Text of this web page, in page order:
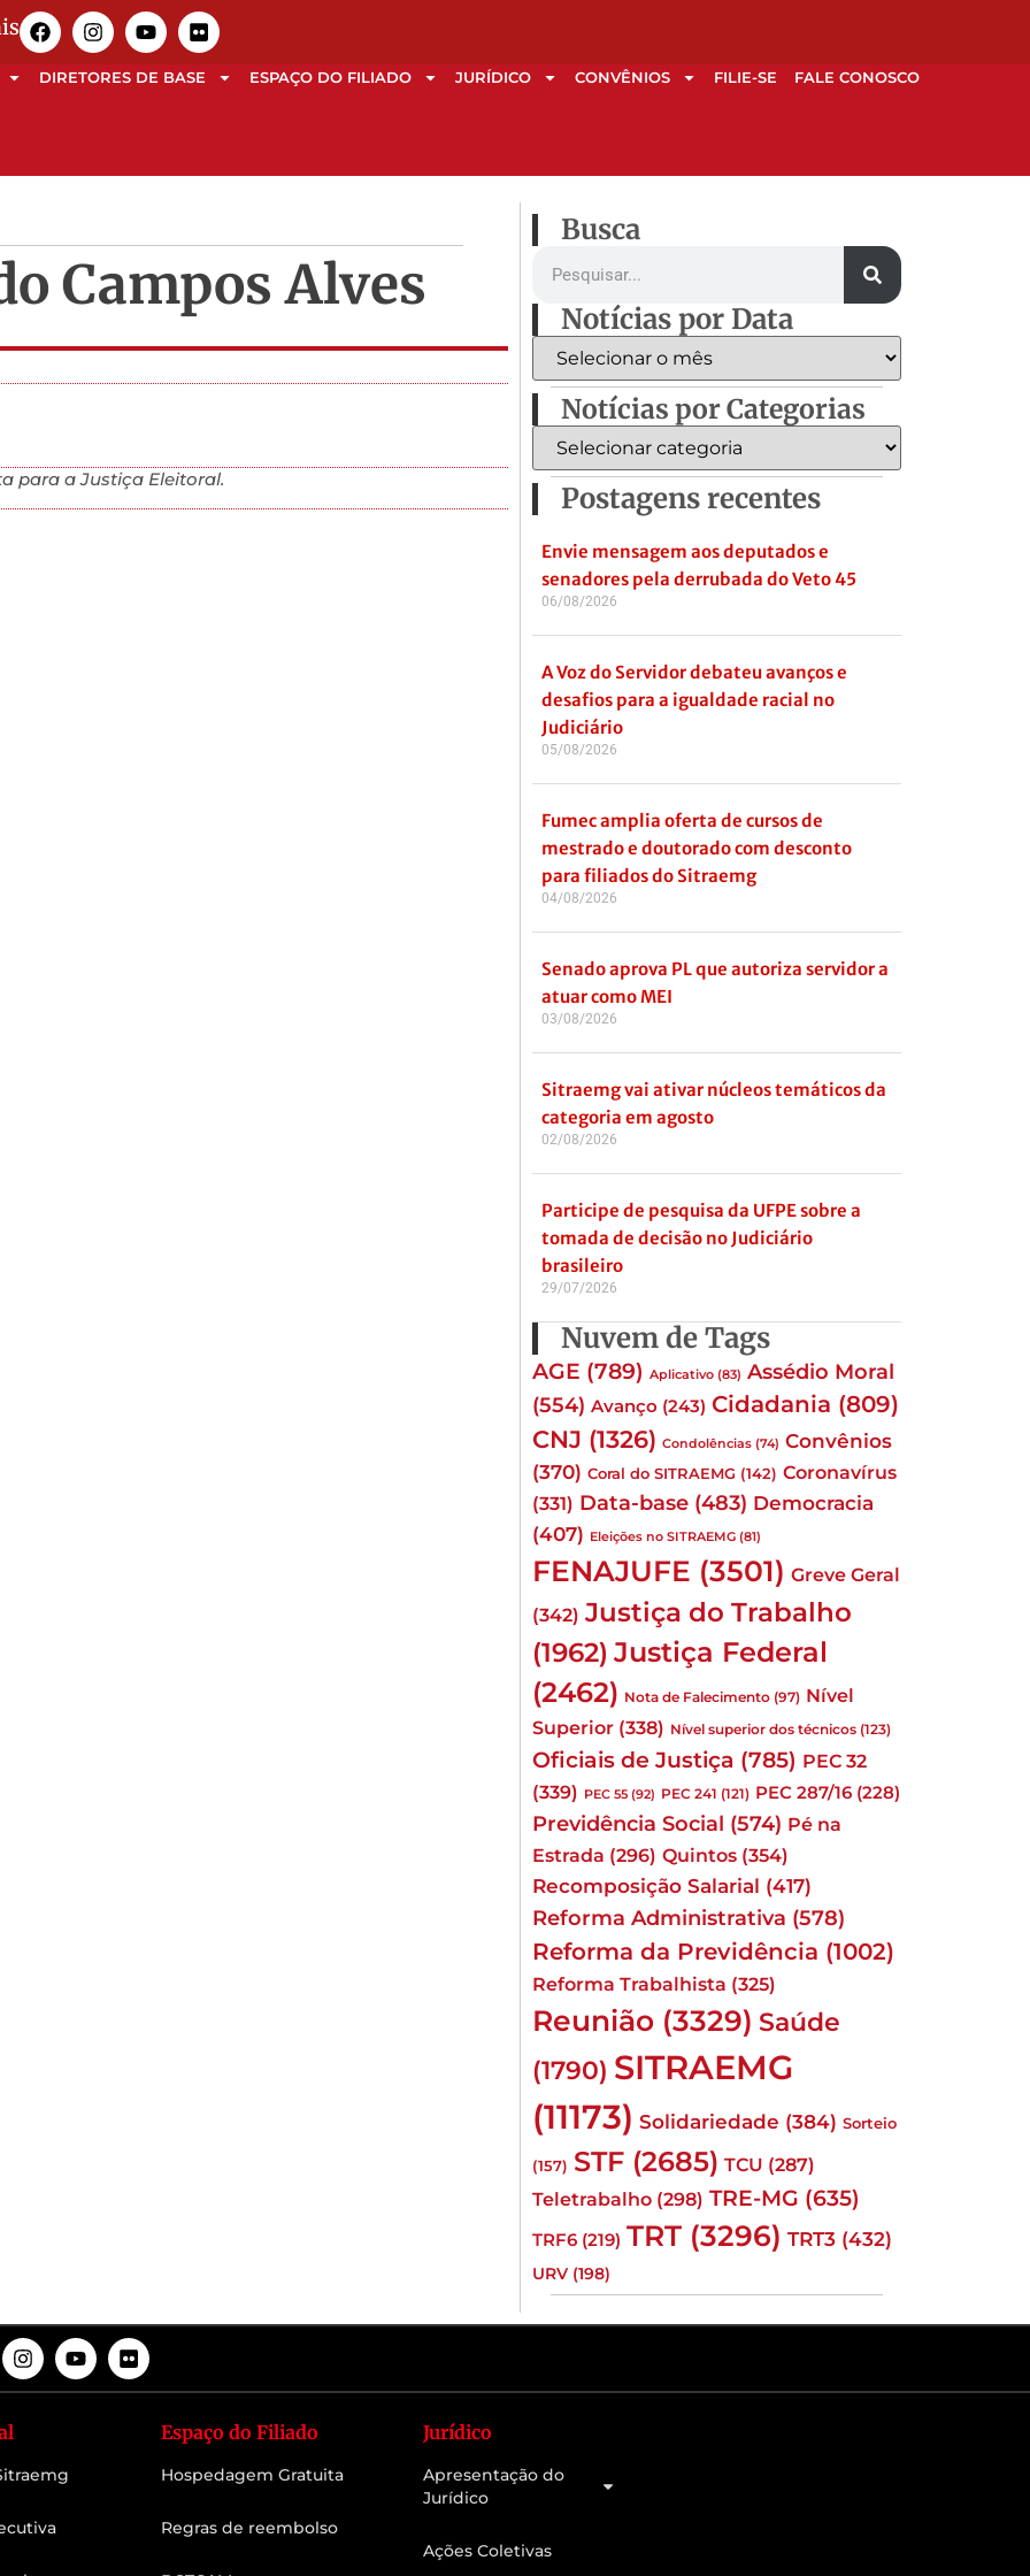
DIRETORES DE BASE ESPAÇO DO FILIADO JURÍDICO CONVÊNIOS FILIE-SE FALE CONOSCO
Campos Alves
para a Justiça Eleitoral.
Busca
Notícias por Data
Notícias por Categorias
Postagens recentes
Envie mensagem aos deputados e
senadores pela derrubada do Veto 45
06/08/2026
A Voz do Servidor debateu avanços e
desafios para a igualdade racial no
Judiciário
05/08/2026
Fumec amplia oferta de cursos de
mestrado e doutorado com desconto
para filiados do Sitraemg
04/08/2026
Senado aprova PL que autoriza servidor a
atuar como MEI
03/08/2026
Sitraemg vai ativar núcleos temáticos da
categoria em agosto
02/08/2026
Participe de pesquisa da UFPE sobre a
tomada de decisão no Judiciário
brasileiro
29/07/2026
Nuvem de Tags
AGE (789) Aplicativo (83) Assédio Moral
(554) Avanço (243) Cidadania (809)
CNJ (1326) Condolências (74) Convênios
(370) Coral do SITRAEMG (142) Coronavírus
(331) Data-base (483) Democracia
(407) Eleições no SITRAEMG (81)
FENAJUFE (3501) Greve Geral
(342) Justiça do Trabalho
(1962) Justiça Federal
(2462) Nota de Falecimento (97) Nível
Superior (338) Nível superior dos técnicos (123)
Oficiais de Justiça (785) PEC 32
(339) PEC 55 (92) PEC 241 (121) PEC 287/16 (228)
Previdência Social (574) Pé na
Estrada (296) Quintos (354)
Recomposição Salarial (417)
Reforma Administrativa (578)
Reforma da Previdência (1002)
Reforma Trabalhista (325)
Reunião (3329) Saúde
(1790) SITRAEMG
(11173) Solidariedade (384) Sorteio
(157) STF (2685) TCU (287)
Teletrabalho (298) TRE-MG (635)
TRF6 (219) TRT (3296) TRT3 (432)
URV (198)
Espaço do Filiado
Hospedagem Gratuita
Regras de reembolso
Jurídico
Apresentação do
Jurídico
Ações Coletivas